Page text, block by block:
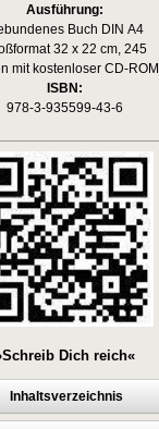
Ausführung:
Buch DIN A4
32 x 22 cm, 245
mit kostenloser CD-ROM
ISBN:
978-3-935599-43-6
Dich reich«
Inhaltsverzeichnis